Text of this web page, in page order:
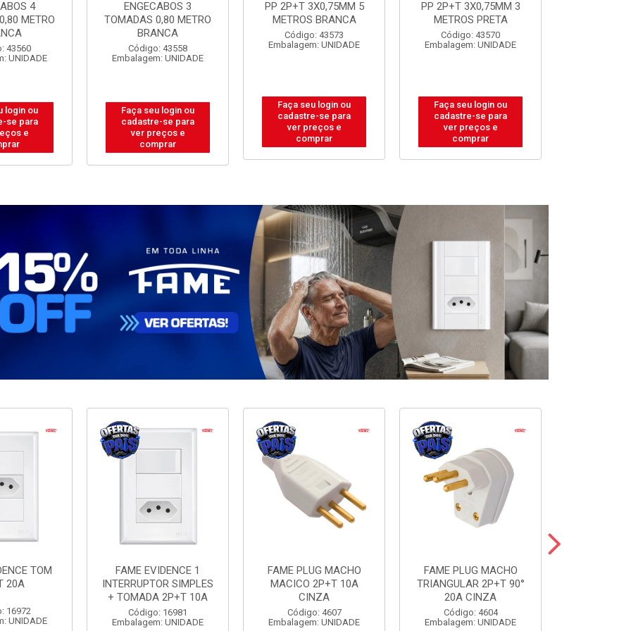
3
METRO
43558
UNIDADE
login ou
se para
e
PP 2P+T 3X0,75MM 5
METROS BRANCA
Código: 43573
Embalagem: UNIDADE
Faça seu login ou
cadastre-se para
ver preços e
comprar
PP 2P+T 3X0,75MM 3
METROS PRETA
Código: 43570
Embalagem: UNIDADE
Faça seu login ou
cadastre-se para
ver preços e
comprar
PP 2P+T 3X0,75MM 5
METROS PRETA
Código: 43572
Embalagem: UNIDADE
Faça seu login ou
cadastre-se para
ver preços e
comprar
TOM
20A
16972
UNIDADE
FAME EVIDENCE 1
INTERRUPTOR SIMPLES
+ TOMADA 2P+T 10A
Código: 16981
Embalagem: UNIDADE
FAME PLUG MACHO
MACICO 2P+T 10A
CINZA
Código: 4607
Embalagem: UNIDADE
FAME PLUG MACHO
TRIANGULAR 2P+T 90°
20A CINZA
Código: 4604
Embalagem: UNIDADE